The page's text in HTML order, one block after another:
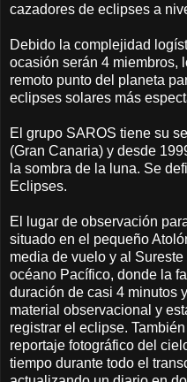
cazadores de eclipses a
Debido la complejidad
ocasión serán 4 miembros,
remoto punto del planeta
eclipses solares más
El grupo SAROS tiene su
(Gran Canaria) y desde
la sombra de la luna. Se
Eclipses.
El lugar de observación
situado en el pequeño
media de vuelo y al
océano Pacífico, donde la
duración de casi 4 minutos
material observacional y
registrar el eclipse.
reportaje fotográfico del
tiempo durante todo el